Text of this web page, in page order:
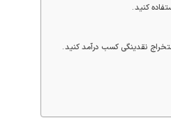
کنید .
نقدینگی کسب درآمد کنید .